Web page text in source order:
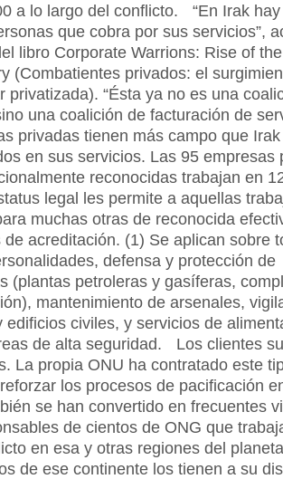
a lo largo del conflicto. “En Irak
que cobra por sus servicios”,
libro Corporate Warrions: Rise of
(Combatientes privados: el
privatizada). “Ésta ya no es una
una coalición de facturación de
privadas tienen más campo que
en sus servicios. Las 95 empresas
reconocidas trabajan en
legal les permite a aquellas
muchas otras de reconocida
de acreditación. (1) Se aplican sobre
defensa y protección de
(plantas petroleras y gasíferas,
mantenimiento de arsenales,
edificios civiles, y servicios de
de alta seguridad. Los clientes
La propia ONU ha contratado este
los procesos de pacificación
se han convertido en frecuentes
de cientos de ONG que
en esa y otras regiones del
de ese continente los tienen a su